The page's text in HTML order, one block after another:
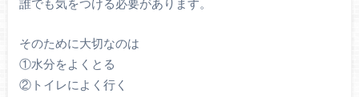
誰でも気をつける必要があります。
そのために大切なのは
①水分をよくとる
②トイレによく行く